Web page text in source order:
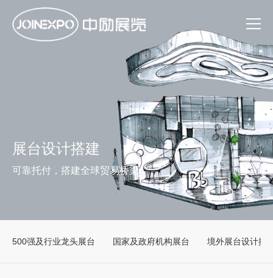
展台设计搭建
可靠托付，搭建全球贸易桥梁
500强及行业龙头展台 国家及政府机构展台 境外展台设计搭